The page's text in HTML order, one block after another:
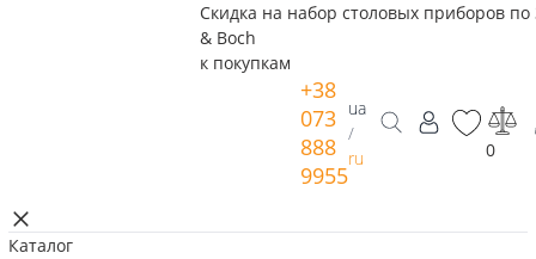
Скидка на набор столовых приборов
& Boch
к покупкам
+38
073
888
9955
ua
/
ru
0
Каталог